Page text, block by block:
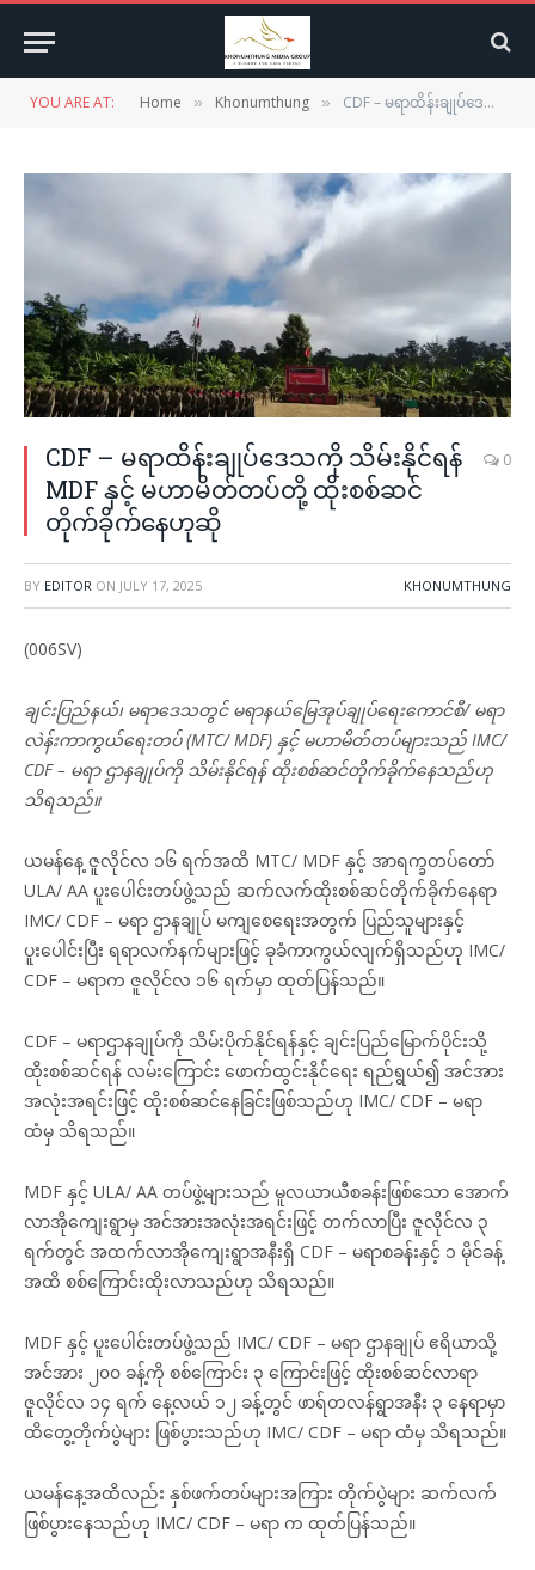
YOU ARE AT: Home » Khonumthung » CDF – မရာထိန်းချုပ်ဒေသကို သိမ်းနိုင်ရန် MDF နှင့် မဟာမိတ်တပ်တို့ ထိုးစစ်ဆင်တိုက်ခိုက်နေဟုဆို
CDF – မရာထိန်းချုပ်ဒေသကို သိမ်းနိုင်ရန်
MDF နှင့် မဟာမိတ်တပ်တို့ ထိုးစစ်ဆင်
တိုက်ခိုက်နေဟုဆို
0
BY EDITOR ON JULY 17, 2025 KHONUMTHUNG
(006SV)
ချင်းပြည်နယ်၊ မရာဒေသတွင် မရာနယ်မြေအုပ်ချုပ်ရေးကောင်စီ/ မရာ
လဲန်းကာကွယ်ရေးတပ် (MTC/ MDF) နှင့် မဟာမိတ်တပ်များသည် IMC/
CDF – မရာ ဌာနချုပ်ကို သိမ်းနိုင်ရန် ထိုးစစ်ဆင်တိုက်ခိုက်နေသည်ဟု
သိရသည်။
ယမန်နေ့ ဇူလိုင်လ ၁၆ ရက်အထိ MTC/ MDF နှင့် အာရက္ခတပ်တော်
ULA/ AA ပူးပေါင်းတပ်ဖွဲ့သည် ဆက်လက်ထိုးစစ်ဆင်တိုက်ခိုက်နေရာ
IMC/ CDF – မရာ ဌာနချုပ် မကျစေရေးအတွက် ပြည်သူများနှင့်
ပူးပေါင်းပြီး ရရာလက်နက်များဖြင့် ခုခံကာကွယ်လျက်ရှိသည်ဟု IMC/
CDF – မရာက ဇူလိုင်လ ၁၆ ရက်မှာ ထုတ်ပြန်သည်။
CDF – မရာဌာနချုပ်ကို သိမ်းပိုက်နိုင်ရန်နှင့် ချင်းပြည်မြောက်ပိုင်းသို့
ထိုးစစ်ဆင်ရန် လမ်းကြောင်း ဖောက်ထွင်းနိုင်ရေး ရည်ရွယ်၍ အင်အား
အလုံးအရင်းဖြင့် ထိုးစစ်ဆင်နေခြင်းဖြစ်သည်ဟု IMC/ CDF – မရာ
ထံမှ သိရသည်။
MDF နှင့် ULA/ AA တပ်ဖွဲ့များသည် မူလယာယီစခန်းဖြစ်သော အောက်
လာအိုကျေးရွာမှ အင်အားအလုံးအရင်းဖြင့် တက်လာပြီး ဇူလိုင်လ ၃
ရက်တွင် အထက်လာအိုကျေးရွာအနီးရှိ CDF – မရာစခန်းနှင့် ၁ မိုင်ခန့်
အထိ စစ်ကြောင်းထိုးလာသည်ဟု သိရသည်။
MDF နှင့် ပူးပေါင်းတပ်ဖွဲ့သည် IMC/ CDF – မရာ ဌာနချုပ် ဧရိယာသို့
အင်အား ၂၀၀ ခန့်ကို စစ်ကြောင်း ၃ ကြောင်းဖြင့် ထိုးစစ်ဆင်လာရာ
ဇူလိုင်လ ၁၄ ရက် နေ့လယ် ၁၂ ခန့်တွင် ဖာရ်တလန်ရွာအနီး ၃ နေရာမှာ
ထိတွေ့တိုက်ပွဲများ ဖြစ်ပွားသည်ဟု IMC/ CDF – မရာ ထံမှ သိရသည်။
ယမန်နေ့အထိလည်း နှစ်ဖက်တပ်များအကြား တိုက်ပွဲများ ဆက်လက်
ဖြစ်ပွားနေသည်ဟု IMC/ CDF – မရာ က ထုတ်ပြန်သည်။